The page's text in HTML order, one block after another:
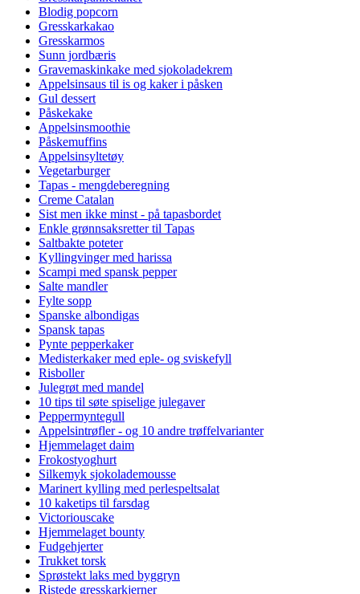
Blodig popcorn
Gresskarkakao
Gresskarmos
Sunn jordbæris
Gravemaskinkake med sjokoladekrem
Appelsinsaus til is og kaker i påsken
Gul dessert
Påskekake
Appelsinsmoothie
Påskemuffins
Appelsinsyltetøy
Vegetarburger
Tapas - mengdeberegning
Creme Catalan
Sist men ikke minst - på tapasbordet
Enkle grønnsaksretter til Tapas
Saltbakte poteter
Kyllingvinger med harissa
Scampi med spansk pepper
Salte mandler
Fylte sopp
Spanske albondigas
Spansk tapas
Pynte pepperkaker
Medisterkaker med eple- og sviskefyll
Risboller
Julegrøt med mandel
10 tips til søte spiselige julegaver
Peppermyntegull
Appelsintrøfler - og 10 andre trøffelvarianter
Hjemmelaget daim
Frokostyoghurt
Silkemyk sjokolademousse
Marinert kylling med perlespeltsalat
10 kaketips til farsdag
Victoriouscake
Hjemmelaget bounty
Fudgehjerter
Trukket torsk
Sprøstekt laks med byggryn
Ristede gresskarkjerner